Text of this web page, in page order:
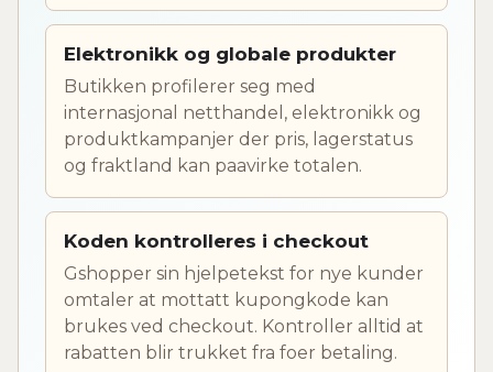
Elektronikk og globale produkter
Butikken profilerer seg med
internasjonal netthandel, elektronikk og
produktkampanjer der pris, lagerstatus
og fraktland kan paavirke totalen.
Koden kontrolleres i checkout
Gshopper sin hjelpetekst for nye kunder
omtaler at mottatt kupongkode kan
brukes ved checkout. Kontroller alltid at
rabatten blir trukket fra foer betaling.